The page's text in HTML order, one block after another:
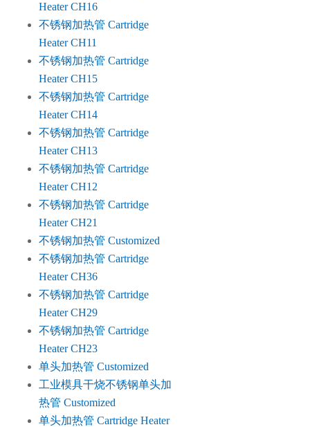
Heater CH16
不锈钢加热管 Cartridge
Heater CH11
不锈钢加热管 Cartridge
Heater CH15
不锈钢加热管 Cartridge
Heater CH14
不锈钢加热管 Cartridge
Heater CH13
不锈钢加热管 Cartridge
Heater CH12
不锈钢加热管 Cartridge
Heater CH21
不锈钢加热管 Customized
不锈钢加热管 Cartridge
Heater CH36
不锈钢加热管 Cartridge
Heater CH29
不锈钢加热管 Cartridge
Heater CH23
单头加热管 Customized
工业模具干烧不锈钢单头加
热管 Customized
单头加热管 Cartridge Heater